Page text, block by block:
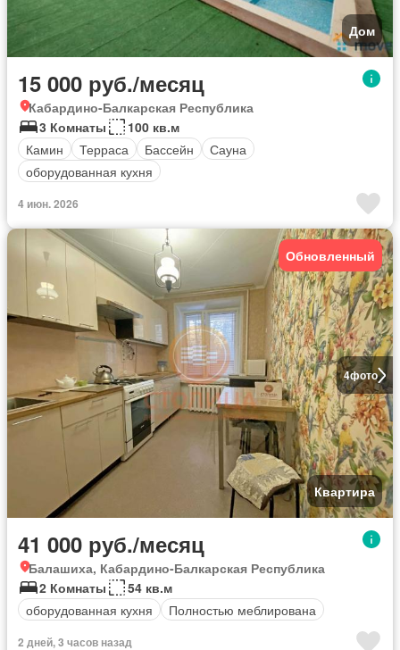
Дом
15 000 руб./месяц
Кабардино-Балкарская Республика
3 Комнаты
100 кв.м
Камин
Терраса Бассейн
Сауна
оборудованная кухня
4 июн. 2026
4фото
Обновленный
Квартира
41 000 руб./месяц
Балашиха, Кабардино-Балкарская Республика
2 Комнаты
54 кв.м
оборудованная кухня
Полностью меблирована
2 дней, 3 часов назад